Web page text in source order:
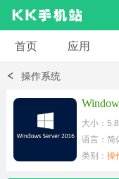
安卓应用
小说漫画
首页 应用
操作系统
大小：
语言：简
类别： 操